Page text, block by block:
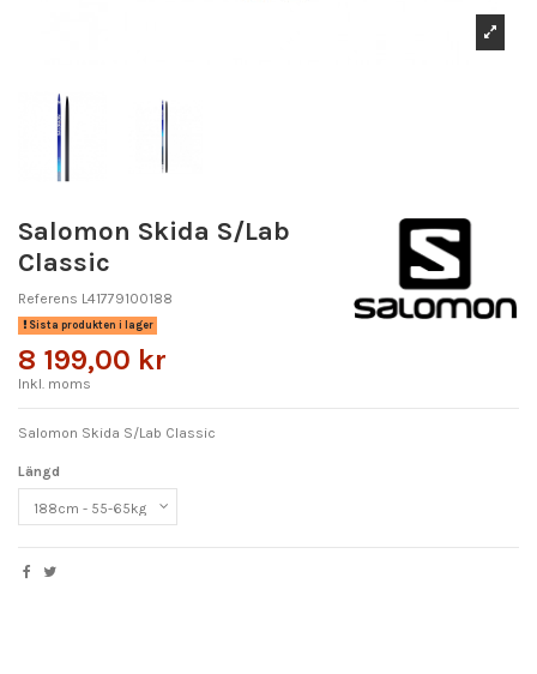
Salomon Skida S/Lab
Classic
Referens L41779100188
Sista produkten i lager
8 199,00 kr
Inkl. moms
Salomon Skida S/Lab Classic
Längd